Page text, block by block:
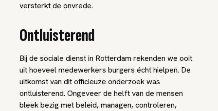
versterkt de onvrede.
Ontluisterend
Bij de sociale dienst in Rotterdam rekenden we ooit
uit hoeveel medewerkers burgers écht hielpen. De
uitkomst van dit officieuze onderzoek was
ontluisterend. Ongeveer de helft van de mensen
bleek bezig met beleid, managen, controleren,